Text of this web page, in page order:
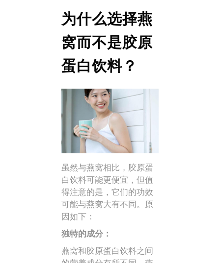
为什么选择燕
窝而不是胶原
蛋白饮料？
虽然与燕窝相比，胶原蛋
白饮料可能更便宜，但值
得注意的是，它们的功效
可能与燕窝大有不同。原
因如下：
独特的成分：
燕窝和胶原蛋白饮料之间